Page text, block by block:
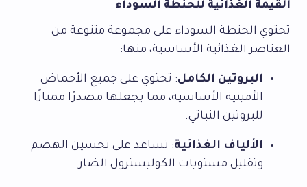
القيمة الغذائية للحنطة السوداء
تحتوي الحنطة السوداء على مجموعة متنوعة من
العناصر الغذائية الأساسية، منها:
البروتين الكامل: تحتوي على جميع الأحماض
الأمينية الأساسية، مما يجعلها مصدرًا ممتازًا
للبروتين النباتي.
الألياف الغذائية: تساعد على تحسين الهضم
وتقليل مستويات الكوليسترول الضار.